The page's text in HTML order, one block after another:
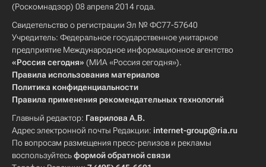
(Роскомнадзор) 08 апреля 2014 года.
Свидетельство о регистрации Эл № ФС77-57640
Учредитель: Федеральное государственное унитарное
предприятие Международное информационное агентство
«Россия сегодня» (МИА «Россия сегодня»).
Правила использования материалов
Политика конфиденциальности
Правила применения рекомендательных технологий
Главный редактор: Гаврилова А.В.
Адрес электронной почты Редакции: internet-group@ria.ru
По вопросам размещения пресс-релизов и рекламы
воспользуйтесьформой обратной связи